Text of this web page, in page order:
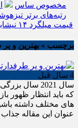
مخصوص ساس
رتبه‌های برتر تیزهوشان ۱۴۰۴ چه کلاس‌هایی را
قیمت میلگرد ۱۴ نیشابور: عوامل تأثیرگذار و پیش‌بینی وضعیت بازار
برچسب » بهترین و پر
4 سال قبل
سال 2021
که باید انتظار ظهور
عنوان این مقاله